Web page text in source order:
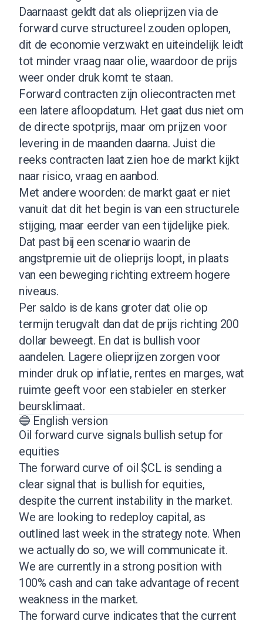
Daarnaast geldt dat als olieprijzen via de
forward curve structureel zouden oplopen,
dit de economie verzwakt en uiteindelijk leidt
tot minder vraag naar olie, waardoor de prijs
weer onder druk komt te staan.
Forward contracten zijn oliecontracten met
een latere afloopdatum. Het gaat dus niet om
de directe spotprijs, maar om prijzen voor
levering in de maanden daarna. Juist die
reeks contracten laat zien hoe de markt kijkt
naar risico, vraag en aanbod.
Met andere woorden: de markt gaat er niet
vanuit dat dit het begin is van een structurele
stijging, maar eerder van een tijdelijke piek.
Dat past bij een scenario waarin de
angstpremie uit de olieprijs loopt, in plaats
van een beweging richting extreem hogere
niveaus.
Per saldo is de kans groter dat olie op
termijn terugvalt dan dat de prijs richting 200
dollar beweegt. En dat is bullish voor
aandelen. Lagere olieprijzen zorgen voor
minder druk op inflatie, rentes en marges, wat
ruimte geeft voor een stabieler en sterker
beursklimaat.
🔵 English version
Oil forward curve signals bullish setup for
equities
The forward curve of oil $CL is sending a
clear signal that is bullish for equities,
despite the current instability in the market.
We are looking to redeploy capital, as
outlined last week in the strategy note. When
we actually do so, we will communicate it.
We are currently in a strong position with
100% cash and can take advantage of recent
weakness in the market.
The forward curve indicates that the current